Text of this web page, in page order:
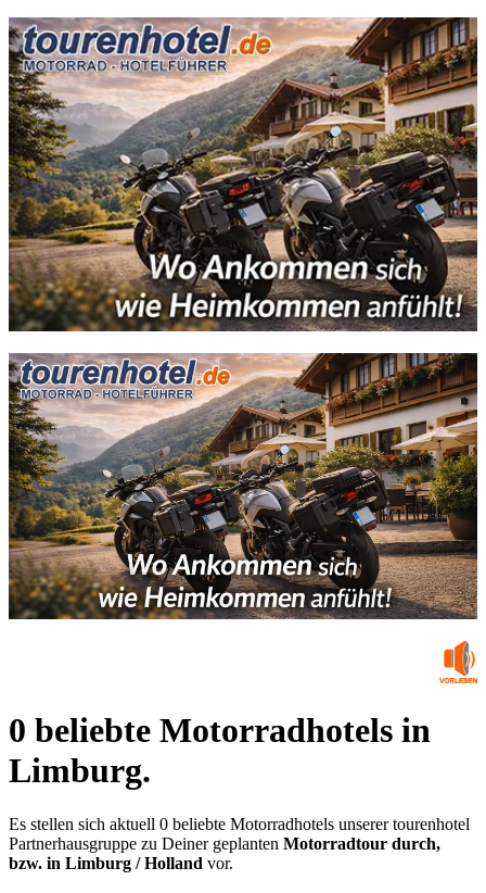
0 beliebte Motorradhotels in
Limburg.
Es stellen sich aktuell 0 beliebte Motorradhotels unserer tourenhotel
Partnerhausgruppe zu Deiner geplanten Motorradtour durch,
bzw. in Limburg / Holland vor.